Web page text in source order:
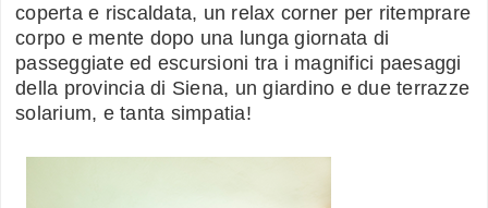
coperta e riscaldata, un relax corner per ritemprare
corpo e mente dopo una lunga giornata di
passeggiate ed escursioni tra i magnifici paesaggi
della provincia di Siena, un giardino e due terrazze
solarium, e tanta simpatia!